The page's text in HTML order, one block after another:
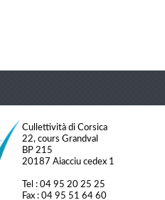
Cullettività di Corsica
22, cours Grandval
BP 215
20187 Aiacciu cedex 1
Tel : 04 95 20 25 25
Fax : 04 95 51 64 60